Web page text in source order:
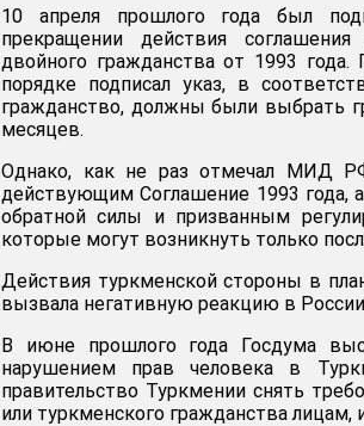
10 апреля прошлого года был
прекращении действия
двойного гражданства от 1993
порядке подписал указ, в
гражданство, должны были выбрать
месяцев.
Однако, как не раз отмечал МИД
действующим Соглашение 1993 года,
обратной силы и призванным
которые могут возникнуть только
Действия туркменской стороны в
вызвала негативную реакцию в
В июне прошлого года Госдума
нарушением прав человека в
правительство Туркмении снять
или туркменского гражданства